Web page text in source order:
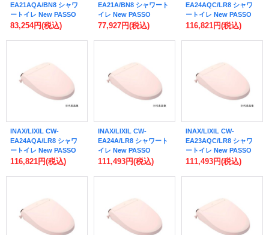
EA21AQA/BN8 シャワ
ートイレ New PASSO
EA21A フルオート・リ
リモコン付 オフホワイ
83,254円(税込)
EA21A/BN8 シャワート
イレ New PASSO
EA21A 手動ハンドル式
ト (CW-EA21 の後継品)
77,927円(税込)
EA24AQC/LR8 シャワ
ートイレ New PASSO
EA24A フルオート・リ
器用 リモコン付 ピンク
受注生産 ♪§
116,821円(税込)
INAX/LIXIL CW-
EA24AQA/LR8 シャワ
ートイレ New PASSO
EA24A フルオート・リ
リモコン付 ピンク 受注
116,821円(税込)
INAX/LIXIL CW-
EA24A/LR8 シャワート
イレ New PASSO
EA24A 手動ハンドル式
EA24 の後継品) 受注生
111,493円(税込)
INAX/LIXIL CW-
EA23AQC/LR8 シャワ
ートイレ New PASSO
EA23A フルオート・リ
器用 リモコン付 ピンク
受注生産 ♪§
111,493円(税込)